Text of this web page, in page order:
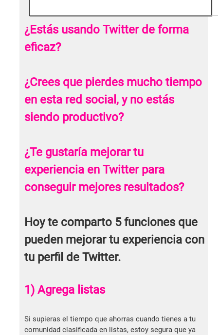
¿Estás usando Twitter de forma
eficaz?
¿Crees que pierdes mucho tiempo
en esta red social, y no estás
siendo productivo?
¿Te gustaría mejorar tu
experiencia en Twitter para
conseguir mejores resultados?
Hoy te comparto 5 funciones que
pueden mejorar tu experiencia con
tu perfil de Twitter.
1) Agrega listas
Si supieras el tiempo que ahorras cuando tienes a tu
comunidad clasificada en listas, estoy segura que ya